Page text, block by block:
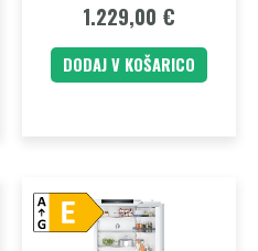
1.229,00 €
DODAJ V KOŠARICO